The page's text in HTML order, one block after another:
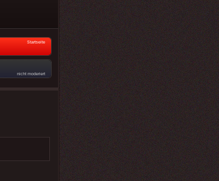
Startseite
nicht moderiert